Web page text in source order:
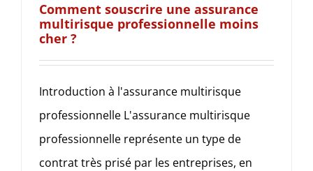
Comment souscrire une assurance
multirisque professionnelle moins
cher ?
Introduction à l'assurance multirisque
professionnelle L'assurance multirisque
professionnelle représente un type de
contrat très prisé par les entreprises, en